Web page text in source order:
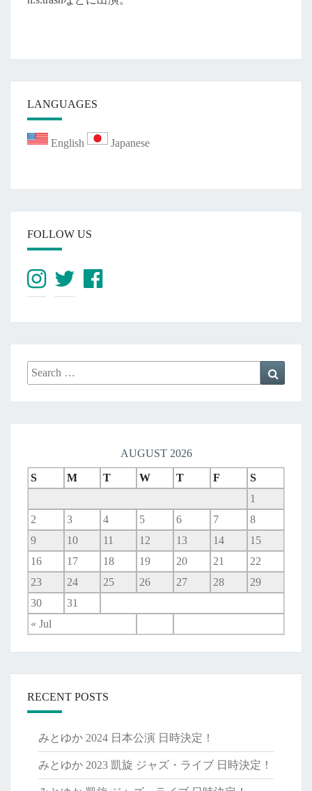
LANGUAGES
English Japanese
FOLLOW US
Search
for:
AUGUST 2026
S M T W T F S
« Jul
1
2
3 4 5 6 7
8
9
10 11 12 13 14
15
16
17 18 19 20 21
22
23
24 25 26 27 28
29
30
31
RECENT POSTS
みとゆか 2024 日本公演 日時決定！
みとゆか 2023 凱旋 ジャズ・ライブ 日時決定！